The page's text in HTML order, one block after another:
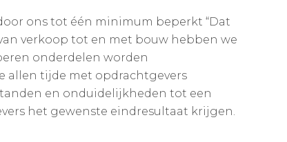
ons tot één minimum beperkt “Dat
verkoop tot en met bouw hebben we
onderdelen worden
allen tijde met opdrachtgevers
en onduidelijkheden tot een
het gewenste eindresultaat krijgen.